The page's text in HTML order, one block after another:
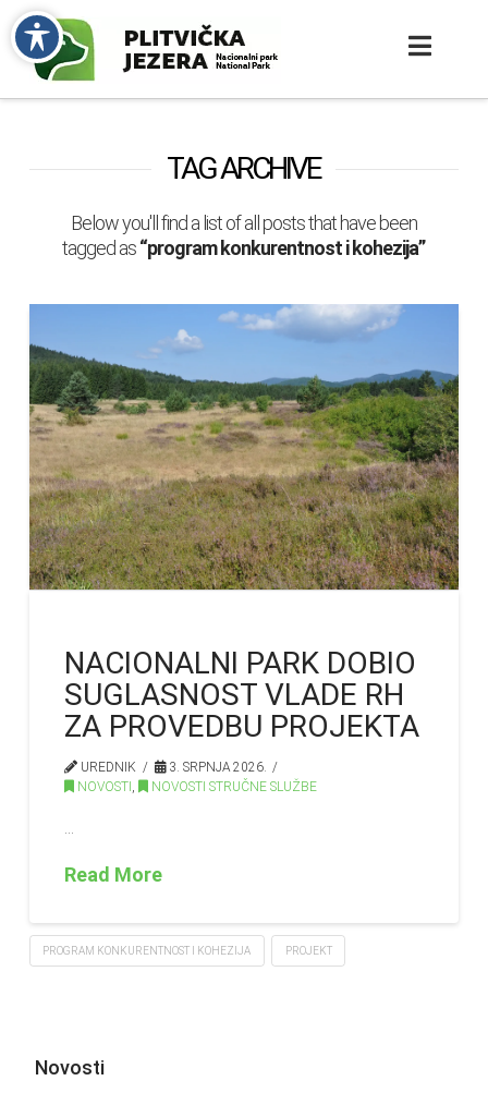
TAG ARCHIVE
Below you'll find a list of all posts that have been
tagged as“program konkurentnost i kohezija”
NACIONALNI PARK DOBIO
SUGLASNOST VLADE RH
ZA PROVEDBU PROJEKTA
UREDNIK
3. SRPNJA 2026.
NOVOSTI , NOVOSTI STRUČNE SLUŽBE
Read More
PROGRAM KONKURENTNOST I KOHEZIJA PROJEKT
Novosti